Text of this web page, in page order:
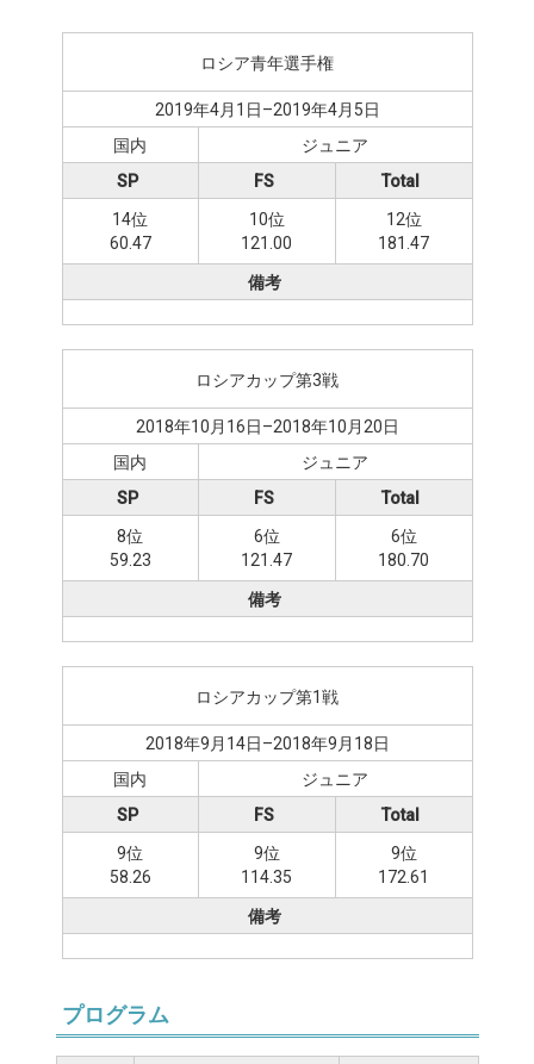
ロシア青年選手権
2019年4月1日–2019年4月5日
国内
ジュニア
SP
14位
60.47
FS
10位
121.00
Total
12位
181.47
備考
ロシアカップ第3戦
2018年10月16日–2018年10月20日
国内
ジュニア
SP
8位
59.23
FS
6位
121.47
Total
6位
180.70
備考
ロシアカップ第1戦
2018年9月14日–2018年9月18日
国内
ジュニア
SP
9位
58.26
FS
9位
114.35
Total
9位
172.61
備考
プログラム